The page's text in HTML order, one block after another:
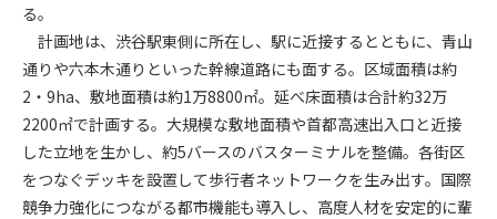
る。
計画地は、渋谷駅東側に所在し、駅に近接するとともに、青山
通りや六本木通りといった幹線道路にも面する。区域面積は約
2・9ha、敷地面積は約1万8800㎡。延べ床面積は合計約32万
2200㎡で計画する。大規模な敷地面積や首都高速出入口と近接
した立地を生かし、約5バースのバスターミナルを整備。各街区
をつなぐデッキを設置して歩行者ネットワークを生み出す。国際
競争力強化につながる都市機能も導入し、高度人材を安定的に輩
(3) 会員申し込みの際、申告事項に虚偽があった場合
(4) 会員申込者が管理者所定の手続き通りに会員申込手続き処
理を行わなかった場合
(5) その他管理者が会員とすることを不適当と判断した場合
2. 管理者は承認後であっても承認した会員が前項の何れかに該
当することが判明した場合、会員資格を取り消すことがあり
ます。